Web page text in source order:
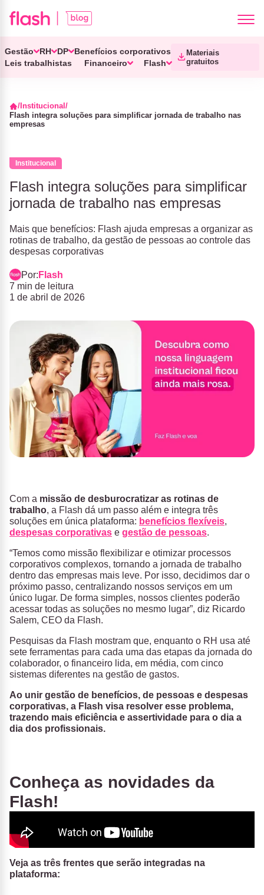
Gestão RH DP
Benefícios corporativos
Leis trabalhistas
Financeiro Flash
Materiais
gratuitos
Institucional
Flash integra soluções para simplificar jornada de trabalho nas
empresas
Institucional
Flash integra soluções para simplificar
jornada de trabalho nas empresas
Mais que benefícios: Flash ajuda empresas a organizar as
rotinas de trabalho, da gestão de pessoas ao controle das
despesas corporativas
Por: Flash
7 min de leitura
1 de abril de 2026
Com a missão de desburocratizar as rotinas de
trabalho, a Flash dá um passo além e integra três
soluções em única plataforma: benefícios flexíveis,
despesas corporativas e gestão de pessoas.
“Temos como missão flexibilizar e otimizar processos
corporativos complexos, tornando a jornada de trabalho
dentro das empresas mais leve. Por isso, decidimos dar o
próximo passo, centralizando nossos serviços em um
único lugar. De forma simples, nossos clientes poderão
acessar todas as soluções no mesmo lugar”, diz Ricardo
Salem, CEO da Flash.
Pesquisas da Flash mostram que, enquanto o RH usa até
sete ferramentas para cada uma das etapas da jornada do
colaborador, o financeiro lida, em média, com cinco
sistemas diferentes na gestão de gastos.
Ao unir gestão de benefícios, de pessoas e despesas
corporativas, a Flash visa resolver esse problema,
trazendo mais eficiência e assertividade para o dia a
dia dos profissionais.
Conheça as novidades da
Flash!
Veja as três frentes que serão integradas na
plataforma: